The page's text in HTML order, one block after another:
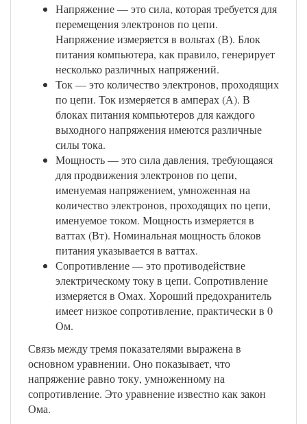
Напряжение — это сила, которая требуется для
перемещения электронов по цепи.
Напряжение измеряется в вольтах (В). Блок
питания компьютера, как правило, генерирует
несколько различных напряжений.
Ток — это количество электронов, проходящих
по цепи. Ток измеряется в амперах (А). В
блоках питания компьютеров для каждого
выходного напряжения имеются различные
силы тока.
Мощность — это сила давления, требующаяся
для продвижения электронов по цепи,
именуемая напряжением, умноженная на
количество электронов, проходящих по цепи,
именуемое током. Мощность измеряется в
ваттах (Вт). Номинальная мощность блоков
питания указывается в ваттах.
Сопротивление — это противодействие
электрическому току в цепи. Сопротивление
измеряется в Омах. Хороший предохранитель
имеет низкое сопротивление, практически в 0
Ом.
Связь между тремя показателями выражена в
основном уравнении. Оно показывает, что
напряжение равно току, умноженному на
сопротивление. Это уравнение известно как закон
Ома.